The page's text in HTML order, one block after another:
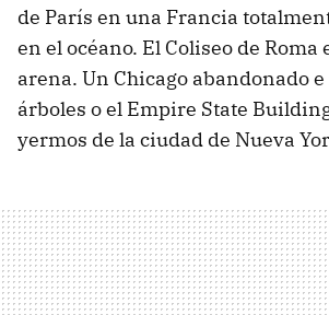
de París en una Francia
en el océano. El Coliseo de
arena. Un Chicago abandonado
árboles o el Empire State
yermos de la ciudad de Nueva